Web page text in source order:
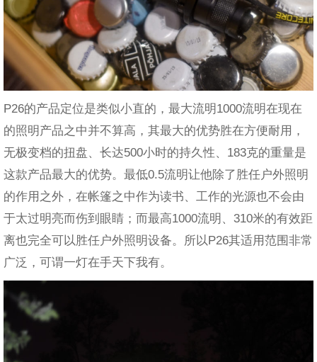
P26的产品定位是类似小直的，最大流明1000流明在现在
的照明产品之中并不算高，其最大的优势胜在方便耐用，
无极变档的扭盘、长达500小时的持久性、183克的重量是
这款产品最大的优势。最低0.5流明让他除了胜任户外照明
的作用之外，在帐篷之中作为读书、工作的光源也不会由
于太过明亮而伤到眼睛；而最高1000流明、310米的有效距
离也完全可以胜任户外照明设备。所以P26其适用范围非常
广泛，可谓一灯在手天下我有。